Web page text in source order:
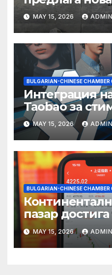
съхранение
MAY 15, 2026 ADMIN
BULGARIAN-CHINESE CHAMBER
Интеграция
Taobao за
пазаруването
MAY 15, 2026 ADMIN
BULGARIAN-CHINESE
пазар
връх
MAY 15, 2026 ADMIN